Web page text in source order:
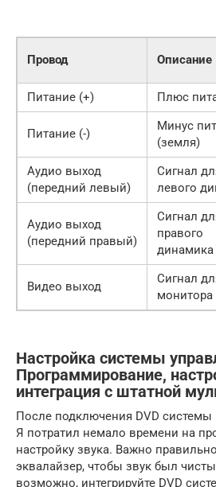
Провод Описание
Питание (+)
Плюс
Питание (-)
Минус
(земля)
Аудио выход
(передний левый)
Сигнал
левого
Аудио выход
(передний правый)
Сигнал
правого
динамика
Видео выход
Сигнал
монитора
Настройка системы
Программирование,
интеграция с штатной
После подключения DVD системы
Я потратил немало времени на
настройку звука. Важно
эквалайзер, чтобы звук был
возможно, интегрируйте DVD